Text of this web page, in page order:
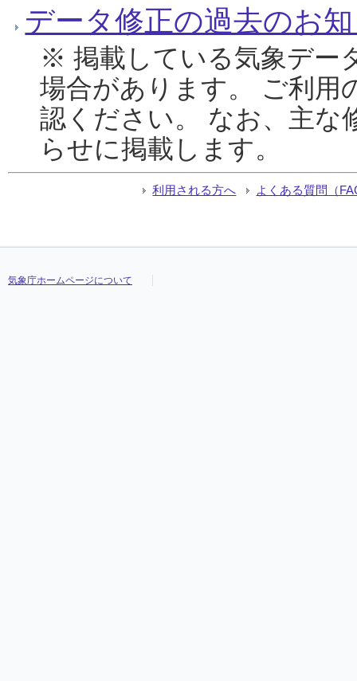
データ修正の過去のお
※ 掲載している気象デー
場合があります。 ご利用
認ください。 なお、主な
らせに掲載します。
利用される方へ よくある質問（
気象庁ホームページについて